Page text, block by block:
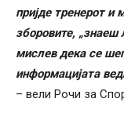
пријде тренерот и
зборовите, „знаеш
мислев дека се
информацијата
– вели Рочи за